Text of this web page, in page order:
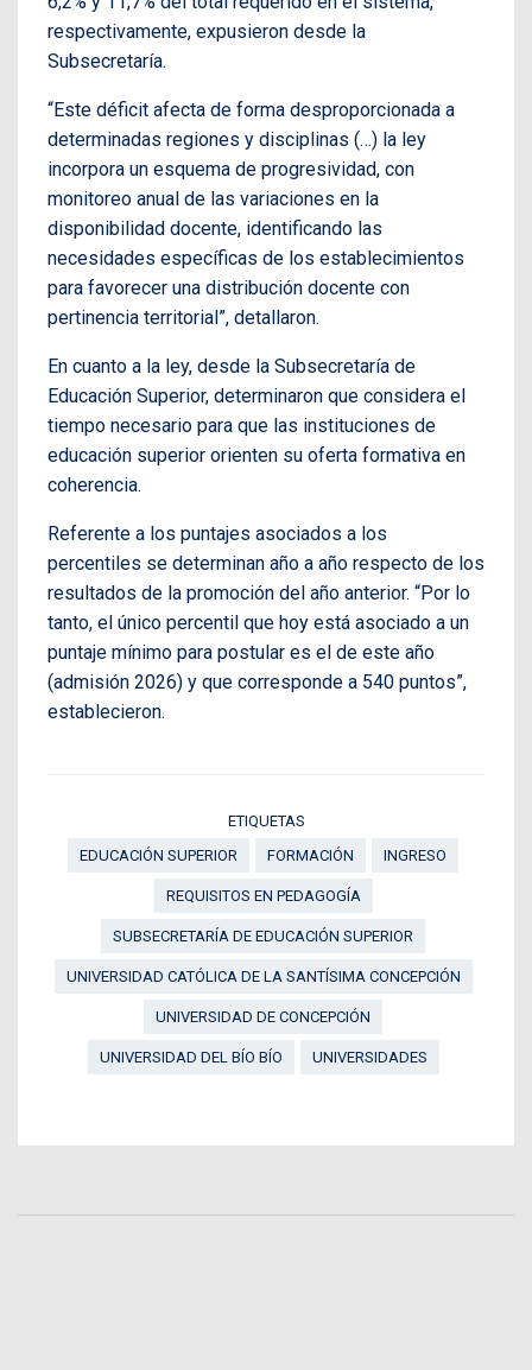
respectivamente, expusieron desde la
Subsecretaría.
“Este déficit afecta de forma desproporcionada a
determinadas regiones y disciplinas (…) la ley
incorpora un esquema de progresividad, con
monitoreo anual de las variaciones en la
disponibilidad docente, identificando las
necesidades específicas de los establecimientos
para favorecer una distribución docente con
pertinencia territorial”, detallaron.
En cuanto a la ley, desde la Subsecretaría de
Educación Superior, determinaron que considera el
tiempo necesario para que las instituciones de
educación superior orienten su oferta formativa en
coherencia.
Referente a los puntajes asociados a los
percentiles se determinan año a año respecto de los
resultados de la promoción del año anterior. “Por lo
tanto, el único percentil que hoy está asociado a un
puntaje mínimo para postular es el de este año
(admisión 2026) y que corresponde a 540 puntos”,
establecieron.
ETIQUETAS
EDUCACIÓN SUPERIOR
FORMACIÓN INGRESO
REQUISITOS EN PEDAGOGÍA
SUBSECRETARÍA DE EDUCACIÓN SUPERIOR
UNIVERSIDAD CATÓLICA DE LA SANTÍSIMA CONCEPCIÓN
UNIVERSIDAD DE CONCEPCIÓN
UNIVERSIDAD DEL BÍO BÍO UNIVERSIDADES